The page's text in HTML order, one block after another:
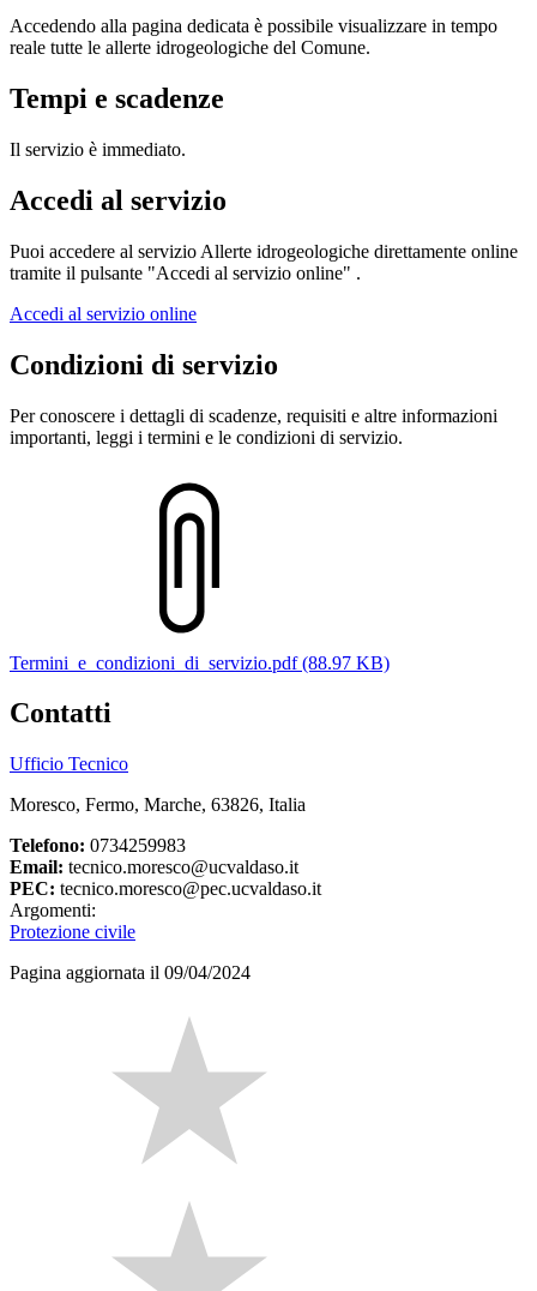
Accedendo alla pagina dedicata è possibile visualizzare in tempo
reale tutte le allerte idrogeologiche del Comune.
Tempi e scadenze
Il servizio è immediato.
Accedi al servizio
Puoi accedere al servizio Allerte idrogeologiche direttamente online
tramite il pulsante "Accedi al servizio online" .
Accedi al servizio online
Condizioni di servizio
Per conoscere i dettagli di scadenze, requisiti e altre informazioni
importanti, leggi i termini e le condizioni di servizio.
Termini_e_condizioni_di_servizio.pdf (88.97 KB)
Contatti
Ufficio Tecnico
Moresco, Fermo, Marche, 63826, Italia
Telefono: 0734259983
Email: tecnico.moresco@ucvaldaso.it
PEC: tecnico.moresco@pec.ucvaldaso.it
Argomenti:
Protezione civile
Pagina aggiornata il 09/04/2024